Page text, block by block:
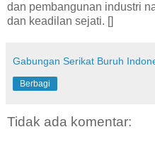
dan pembangunan industri
dan keadilan sejati. []
Gabungan Serikat Buruh
Berbagi
Tidak ada komentar: